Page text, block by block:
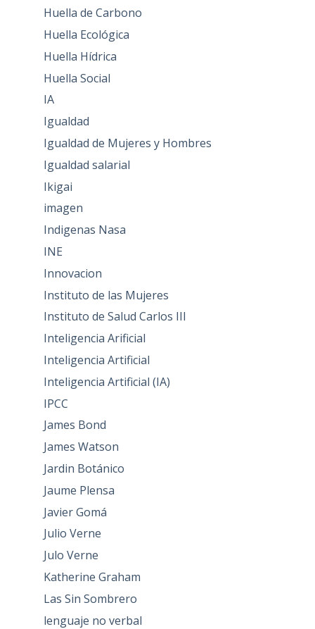
Huella de Carbono
Huella Ecológica
Huella Hídrica
Huella Social
IA
Igualdad
Igualdad de Mujeres y Hombres
Igualdad salarial
Ikigai
imagen
Indigenas Nasa
INE
Innovacion
Instituto de las Mujeres
Instituto de Salud Carlos III
Inteligencia Arificial
Inteligencia Artificial
Inteligencia Artificial (IA)
IPCC
James Bond
James Watson
Jardin Botánico
Jaume Plensa
Javier Gomá
Julio Verne
Julo Verne
Katherine Graham
Las Sin Sombrero
lenguaje no verbal